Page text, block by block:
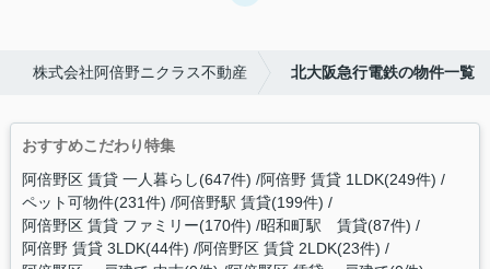
株式会社阿倍野ニクラス不動産 北大阪急行電鉄の物件一覧
おすすめこだわり特集
阿倍野区 賃貸 一人暮らし(647件) 阿倍野 賃貸 1LDK(249件)
ペット可物件(231件) 阿倍野駅 賃貸(199件)
阿倍野区 賃貸 ファミリー(170件) 昭和町駅 賃貸(87件)
阿倍野 賃貸 3LDK(44件) 阿倍野区 賃貸 2LDK(23件)